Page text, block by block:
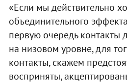
«Если мы действительно
объединительного
первую очередь контакты
на низовом уровне, для
контакты, скажем
восприняты,